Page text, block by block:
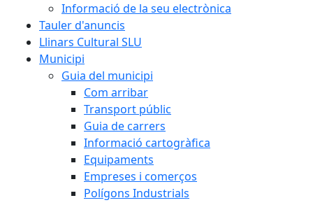
Informació de la seu electrònica
Tauler d'anuncis
Llinars Cultural SLU
Municipi
Guia del municipi
Com arribar
Transport públic
Guia de carrers
Informació cartogràfica
Equipaments
Empreses i comerços
Polígons Industrials